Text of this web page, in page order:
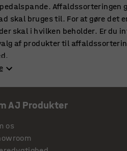
Affaldssorteringen
skal bruges til. For at gøre det
skal i hvilken beholder. Er du
af produkter til
Arbejder du f.eks. med
det. Derudover kan det være
samme spand, så er en stor
så er en mindre model, der
AJ Produkter
os